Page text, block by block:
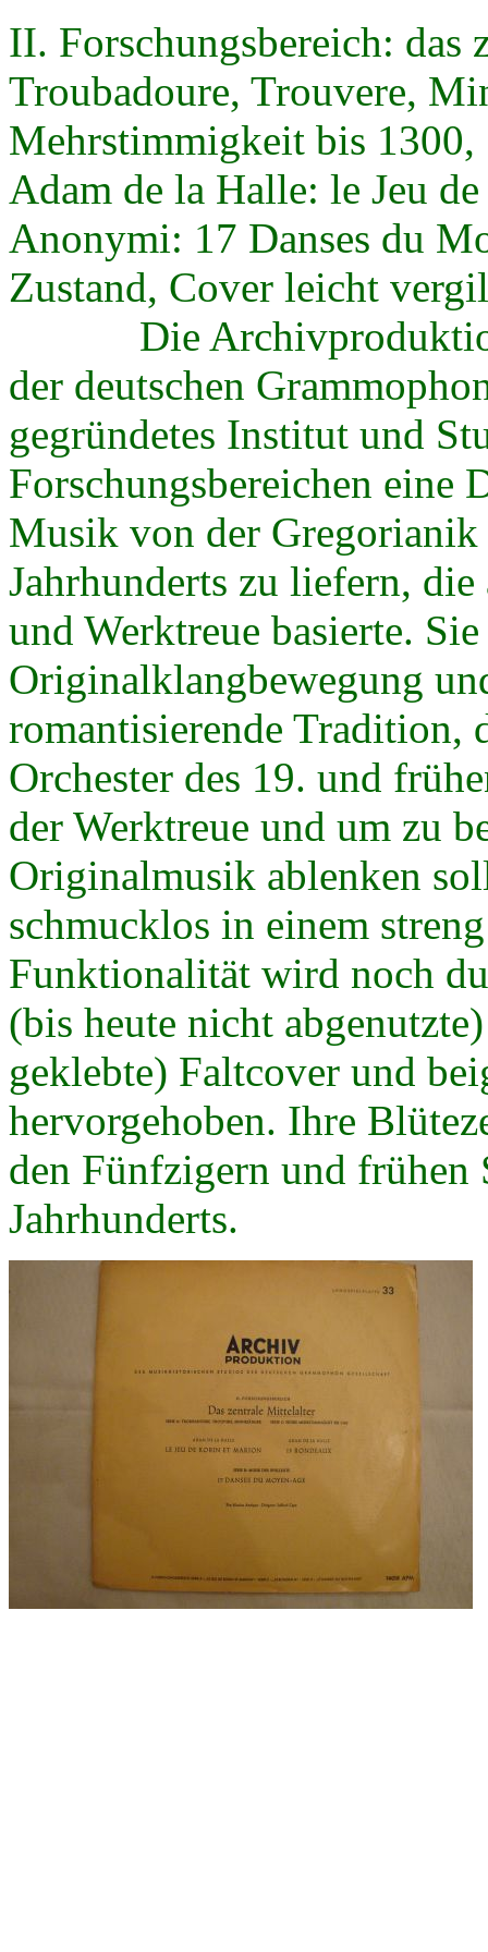
II. Forschungsbereich: das
Troubadoure, Trouvere,
Mehrstimmigkeit bis
Adam de la Halle: le Jeu
Anonymi: 17 Danses du
Zustand, Cover leicht
Die Archivproduktion
der deutschen
gegründetes Institut und
Forschungsbereichen eine
Musik von der Gregorianik
Jahrhunderts zu liefern,
und Werktreue basierte.
Originalklangbewegung
romantisierende Tradition,
Orchester des 19. und
der Werktreue und um zu
Originalmusik ablenken
schmucklos in einem
Funktionalität wird noch
(bis heute nicht
geklebte) Faltcover und
hervorgehoben. Ihre
den Fünfzigern und frühen
Jahrhunderts.